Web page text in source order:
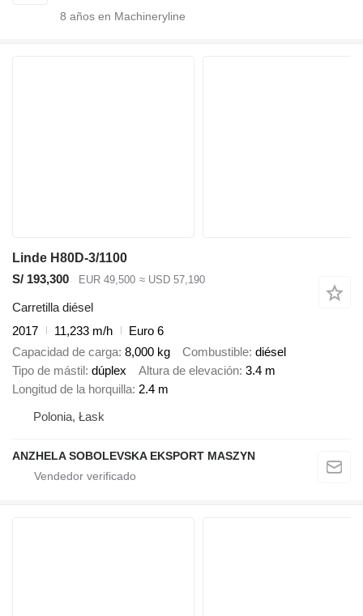
8 años en Machineryline
Linde H80D-3/1100
S/ 193,300
EUR 49,500 ≈ USD 57,190
Carretilla diésel
2017
11,233 m/h
Euro 6
Capacidad de carga 8,000 kg Combustible diésel
Tipo de mástil dúplex Altura de elevación 3.4 m
Longitud de la horquilla 2.4 m
Polonia, Łask
ANZHELA SOBOLEVSKA EKSPORT MASZYN